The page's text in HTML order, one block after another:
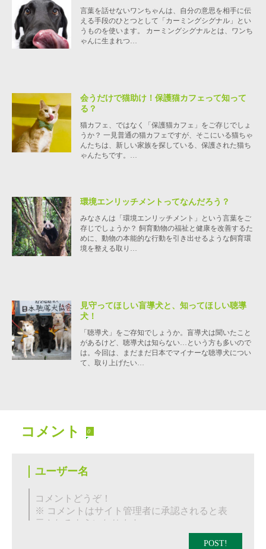
言葉を話せないワンちゃんは、自分の意思を相手に伝
える手段のひとつとして「カーミングシグナル」とい
うものを使います。 カーミングシグナルとは、ワンち
ゃんに生まれつ…
会うだけで猫助け！保護猫カフェって知って
る？
猫カフェ、ではなく「保護猫カフェ」をご存じでしょ
うか？ 一見普通の猫カフェですが、そこにいる猫ちゃ
んたちは、新しい家族を探している、保護された猫ち
ゃんたちです。…
環境エンリッチメントってなんだろう？
みなさんは「環境エンリッチメント」という言葉をご
存じでしょうか？ 飼育動物の福祉と健康を改善するた
めに、動物の本能的な行動を引き出せるような飼育環
境を整える取り…
見守ってほしい盲導犬と、知ってほしい聴導
犬！
「聴導犬」をご存知でしょうか。盲導犬は聞いたこと
があるけど、聴導犬は知らない…という方も多いので
は。今回は、まだまだ日本でマイナーな聴導犬につい
て、取り上げたい…
コメント 0
POST!